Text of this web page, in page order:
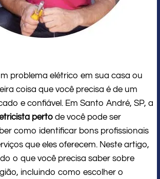
problema elétrico em sua casa ou
coisa que você precisa é de um
e confiável. Em Santo André, SP, a
perto de você pode ser
como identificar bons profissionais
que eles oferecem. Neste artigo,
o que você precisa saber sobre
incluindo como escolher o